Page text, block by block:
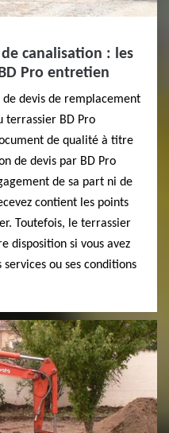
canalisation : les
Pro entretien
de devis de remplacement
terrassier BD Pro
de qualité à titre
de devis par BD Pro
de sa part ni de
contient les points
Toutefois, le terrassier
disposition si vous avez
ou ses conditions